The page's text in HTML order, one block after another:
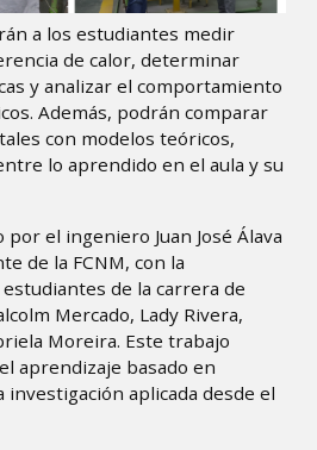
a los estudiantes medir
de calor, determinar
y analizar el comportamiento
Además, podrán comparar
con modelos teóricos,
lo aprendido en el aula y su
el ingeniero Juan José Álava
de la FCNM, con la
de la carrera de
Mercado, Lady Rivera,
Moreira. Este trabajo
aprendizaje basado en
aplicada desde el